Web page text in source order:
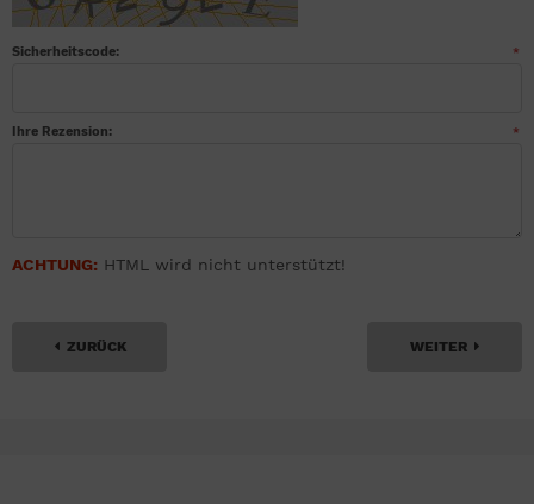
Sicherheitscode: *
Ihre Rezension: *
ACHTUNG: HTML wird nicht unterstützt!
ZURÜCK WEITER